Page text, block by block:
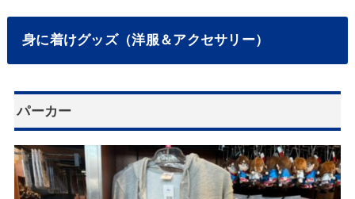
身に着けグッズ（洋服＆アクセサリー）
パーカー